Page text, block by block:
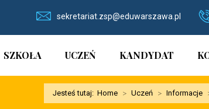
sekretariat.zsp@eduwarszawa.pl
SZKOŁA UCZEŃ KANDYDAT
Jesteś tutaj: Home > Uczeń > Informacje